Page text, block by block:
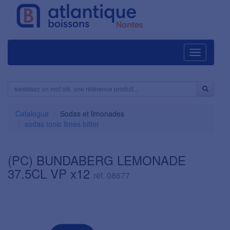
Navigation
Catalogue
Sodas et limonades
sodas tonic limes bitter
(PC) BUNDABERG LEMONADE
37.5CL VP x12 réf. 08677